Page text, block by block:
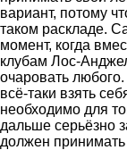
вариант, потому
таком раскладе.
момент, когда
клубам Лос-
очаровать
всё-таки взять
необходимо для
дальше серьёзно
должен принимать